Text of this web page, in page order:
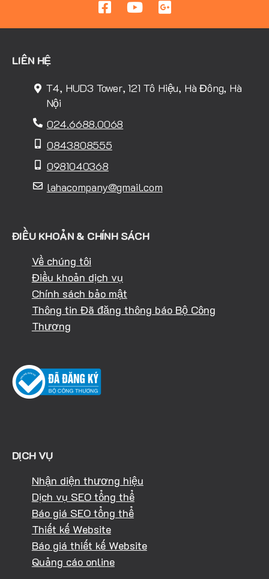
LIÊN HỆ
T4, HUD3 Tower, 121 Tô Hiệu, Hà Đông, Hà
Nội
024.6688.0068
0843808555
0981040368
lahacompany@gmail.com
ĐIỀU KHOẢN & CHÍNH SÁCH
Về chúng tôi
Điều khoản dịch vụ
Chính sách bảo mật
Thông tin Đã đăng thông báo Bộ Công
Thương
DỊCH VỤ
Nhận diện thương hiệu
Dịch vụ SEO tổng thể
Báo giá SEO tổng thể
Thiết kế Website
Báo giá thiết kế Website
Quảng cáo online